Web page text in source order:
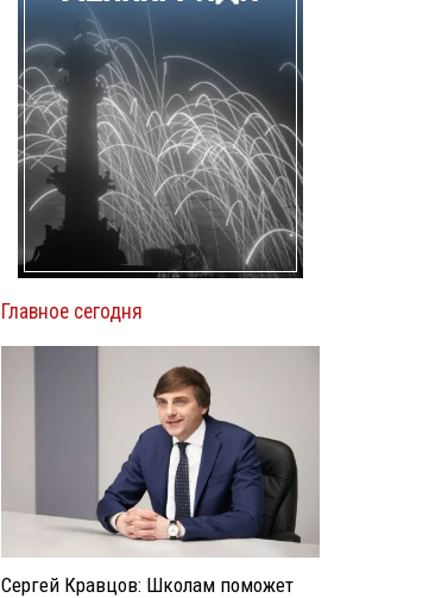
Главное сегодня
Сергей Кравцов: Школам поможет